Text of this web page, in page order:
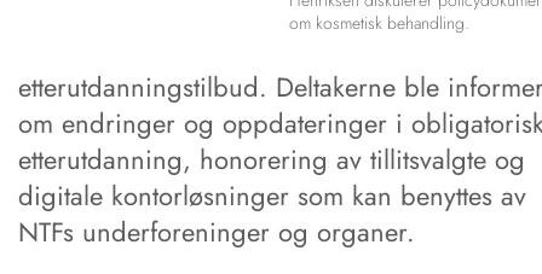
om kosmetisk behandling.
etterutdanningstilbud. Deltakerne ble
om endringer og oppdateringer i
etterutdanning, honorering av tillitsvalgte og
digitale kontorløsninger som kan benyttes av
NTFs underforeninger og organer.